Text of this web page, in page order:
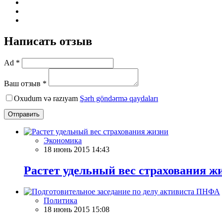
Написать отзыв
Ad *
Ваш отзыв *
Oxudum və razıyam Şərh göndərmə qaydaları
Отправить
Экономика
18 июнь 2015 14:43
Растет удельный вес страхования
Политика
18 июнь 2015 15:08